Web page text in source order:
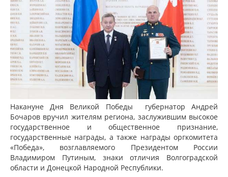
Накануне Дня Великой Победы губернатор Андрей
Бочаров вручил жителям региона, заслужившим высокое
государственное и общественное признание,
государственные награды, а также награды оргкомитета
«Победа», возглавляемого Президентом России
Владимиром Путиным, знаки отличия Волгоградской
области и Донецкой Народной Республики.